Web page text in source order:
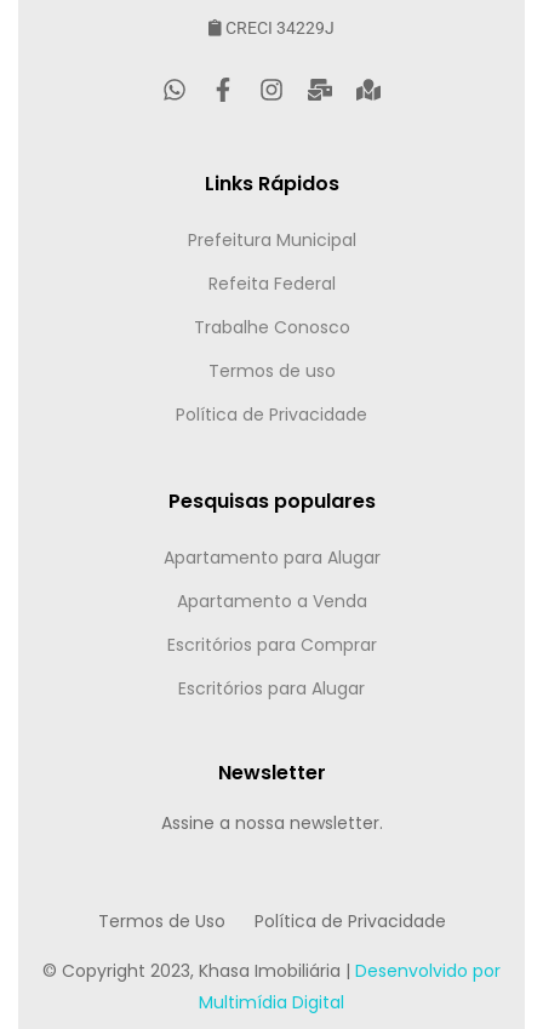
CRECI 34229J
Links Rápidos
Prefeitura Municipal
Refeita Federal
Trabalhe Conosco
Termos de uso
Política de Privacidade
Pesquisas populares
Apartamento para Alugar
Apartamento a Venda
Escritórios para Comprar
Escritórios para Alugar
Newsletter
Assine a nossa newsletter.
Termos de Uso Política de Privacidade
© Copyright 2023, Khasa Imobiliária | Desenvolvido por
Multimídia Digital